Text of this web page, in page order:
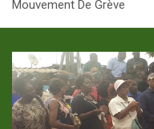
Mouvement De Grève
p